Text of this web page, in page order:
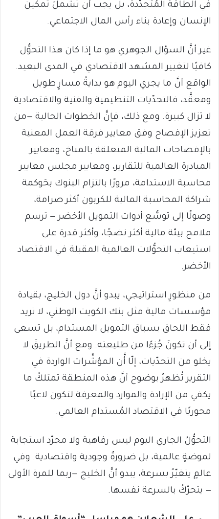
في الطاقة المُتجدّدة، بل يجب أن تشملَ تمكين
الإنسان وإعادة بناء رأس المال الاجتماعي.
غير أنَّ السؤال الجوهري هو ما إذا كان هذا التحوُّل
كافيًا لتغيير المشهد الاقتصادي في المدى البعيد.
الواقع أنَّ ما يجري اليوم هو بدايةُ مسارٍ طويل
ومعقَّد، فالتحدّيات التنظيمية والفنية والاقتصادية
لا تزال كبيرة. ومع ذلك، فإنَّ الخطوات الحالية —من
تعزيز الإفصاح وفق معايير فرقة العمل المعنية
بالإفصاحات المالية المتعلقة بالمناخ، ومعايير
المبادرة العالمية للتقارير، ومعايير مجلس معايير
محاسبة الاستدامة، مرورًا بالتزام البنوك بحَوكمة
شراكة المحاسبة المالية للكربون أكثر صرامة،
وصولًا إلى توسُّع أدوات التمويل الأخضر — ترسم
ملامح بيئة مالية أكثر نضجًا، وأكثر قدرة على
استيعاب التحوُّلات العالمية المقبلة في الاقتصاد
الأخضر.
من منظورٍ استراتيجي، يبدو أنَّ دول الخليج، بقيادة
مؤسسات مالية مثل بنك الكويت الوطني، لا تريد
فقط اللحاق بسباق التمويل المستدام، بل تسعى
إلى أن تكونَ جُزءًا من طليعته. ومع أنَّ الطريقَ لا
يخلو من التحدّيات، إلّا أَّن المؤشِّرات الواردة في
التقرير تُظهرُ بوضوح أنَّ هذه المنطقة تمتلكُ ما
يكفي من الإرادة والموارد والمعرفة لتكون لاعبًا
محوريًا في الاقتصاد المُستدام العالمي.
التحوُّلُ الجاري اليوم ليس رفاهية ولا مجرّد استجابة
لموضةٍ عالمية، بل ضرورةٌ وجودية واقتصادية. وفي
عالمٍ يتغيّرُ بسرعة، يبدو أنَّ الخليج —ربما للمرة الأولى
— يتحرّكُ بالسرعة نفسها.